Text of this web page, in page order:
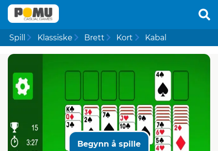
Spill Klassiske Brett Kort Kabal
Begynn å spille